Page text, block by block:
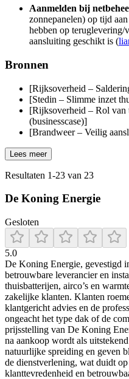
Aanmelden bij
zonnepanelen) op tijd
hebben op
aansluiting geschikt is (
Bronnen
[Rijksoverheid –
[Stedin – Slimme inzet
[Rijksoverheid – Rol van
(businesscase)]
[Brandweer – Veilig
Lees meer
Resultaten 1-23 van 23
De Koning Energie
Gesloten
5.0
De Koning Energie, gevestigd
betrouwbare leverancier en
thuisbatterijen, airco’s en
zakelijke klanten. Klanten
klantgericht advies en de
ongeacht het type dak of de
prijsstelling van De Koning
na aankoop wordt als
natuurlijke spreiding en geven
de dienstverlening, wat duidt op
klanttevredenheid en